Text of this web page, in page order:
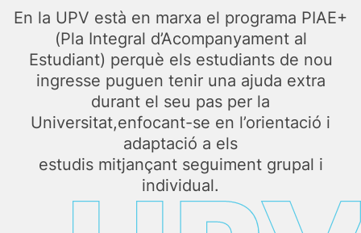
En la UPV està en marxa el programa PIAE+
(Pla Integral d’Acompanyament al
Estudiant) perquè els estudiants de nou
ingresse puguen tenir una ajuda extra
durant el seu pas per la
Universitat,enfocant-se en l’orientació i
adaptació a els
estudis mitjançant seguiment grupal i
individual.